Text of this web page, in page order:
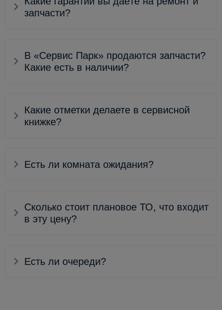
запчасти?
В «Сервис Парк» продаются запчасти?
Какие есть в наличии?
Какие отметки делаете в сервисной
книжке?
Есть ли комната ожидания?
Сколько стоит плановое ТО, что входит
в эту цену?
Есть ли очереди?